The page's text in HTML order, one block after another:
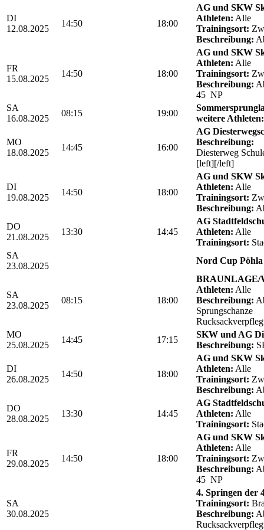
DI
12.08.2025
14:50 18:00
AG und SKW
Athleten: Alle
Trainingsort:
Beschreibung:
FR
15.08.2025
14:50 18:00
AG und SKW
Athleten: Alle
Trainingsort:
Beschreibung:
45 NP
SA
16.08.2025
08:15 19:00
weitere Athleten:
MO
18.08.2025
14:45 16:00
AG
Beschreibung:
Diesterweg
[left][/left]
DI
19.08.2025
14:50 18:00
AG und SKW
Athleten: Alle
Trainingsort:
Beschreibung:
DO
21.08.2025
13:30 14:45
AG
Athleten: Alle
Trainingsort:
SA
23.08.2025
Nord Cup Pöhla
SA
23.08.2025
08:15 18:00
BRAUNLAGE/
Athleten: Alle
Beschreibung:
Sprungschanze
MO
25.08.2025
14:45 17:15
SKW und AG
Beschreibung:
DI
26.08.2025
14:50 18:00
AG und SKW
Athleten: Alle
Trainingsort:
Beschreibung:
DO
28.08.2025
13:30 14:45
AG
Athleten: Alle
Trainingsort:
FR
29.08.2025
14:50 18:00
AG und SKW
Athleten: Alle
Trainingsort:
Beschreibung:
45 NP
SA
30.08.2025
4. Springen der
Trainingsort:
Beschreibung: